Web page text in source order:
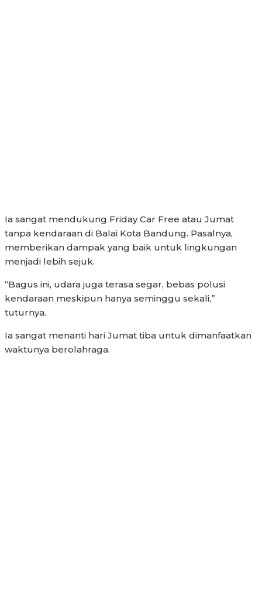
Ia sangat mendukung Friday Car Free atau Jumat
tanpa kendaraan di Balai Kota Bandung. Pasalnya,
memberikan dampak yang baik untuk lingkungan
menjadi lebih sejuk.
“Bagus ini, udara juga terasa segar, bebas polusi
kendaraan meskipun hanya seminggu sekali,”
tuturnya.
Ia sangat menanti hari Jumat tiba untuk dimanfaatkan
waktunya berolahraga.